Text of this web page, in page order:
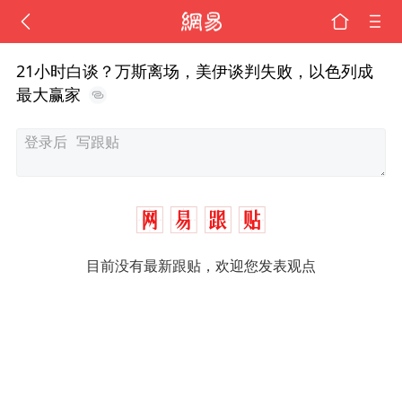
21小时白谈？万斯离场，美伊谈判失败，以色列成
最大赢家
目前没有最新跟贴，欢迎您发表观点